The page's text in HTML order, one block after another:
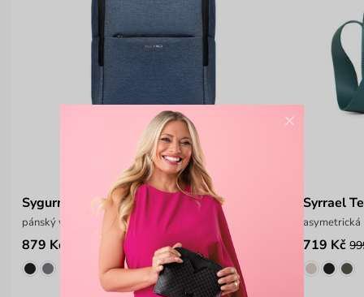
Sygurny Men Blue
pánský velký cestovní batoh
879 Kč 1 599 Kč
Syrrael
719 Kč
×